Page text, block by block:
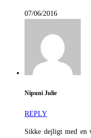
07/06/2016
Nipuni Julie
REPLY
Sikke dejligt med en